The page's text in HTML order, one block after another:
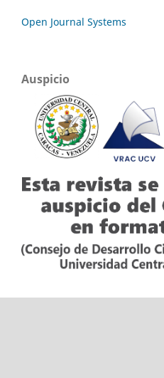
Open Journal Systems
Auspicio